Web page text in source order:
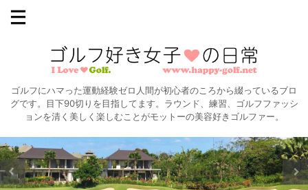
ゴルフにハマった運動経験ゼロ人間が初心者のころから綴っているブロ
グです。目下90切りを目指してます。ラウンド、練習、ゴルフファッシ
ョンを清く美しく楽しむことがモットーの美容好きゴルファー。